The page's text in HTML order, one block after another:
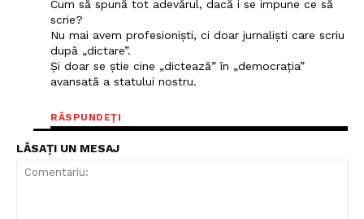
Un proiect
FREEDOM HOUSE ROMÂNIA
Cum să spună tot adevărul, dacă i se impune ce să
scrie?
Nu mai avem profesioniști, ci doar jurnaliști care scriu
după „dictare”.
Și doar se știe cine „dictează” în „democrația”
avansată a statului nostru.
RĂSPUNDEȚI
LĂSAȚI UN MESAJ